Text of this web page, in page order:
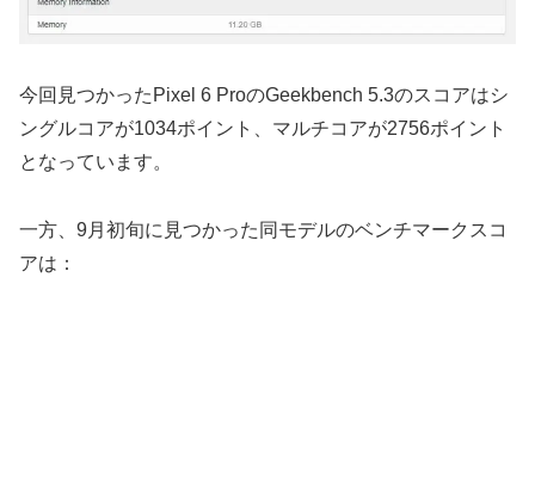
今回見つかったPixel 6 ProのGeekbench 5.3のスコアはシ
ングルコアが1034ポイント、マルチコアが2756ポイント
となっています。
一方、9月初旬に見つかった同モデルのベンチマークスコ
アは：